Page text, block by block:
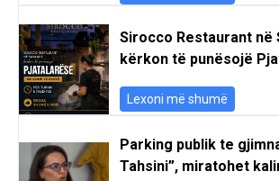
Sirocco Restaurant në
kërkon të punësojë
Lexoni më shumë
Parking publik te
Tahsini”, miratohet